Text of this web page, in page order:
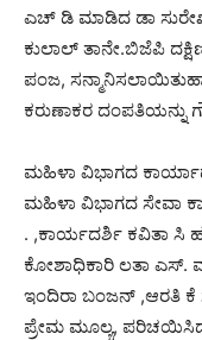
ಎಚ್ ಡಿ ಮಾಡಿದ ಡಾ
ಕುಲಾಲ್ ತಾನೇ.ಬಿಜೆಪಿ
ಪಂಜ,
ಕರುಣಾಕರ
ಮಹಿಳಾ ವಿಭಾಗದ
ಮಹಿಳಾ ವಿಭಾಗದ ಸೇವಾ
. ,ಕಾರ್ಯದರ್ಶಿ ಕವಿತಾ ಸಿ
ಕೋಶಾಧಿಕಾರಿ ಲತಾ ಎಸ್.
ಇಂದಿರಾ ಬಂಜನ್ ,ಆರತಿ ಕೆ
ಪ್ರೇಮ ಮೂಲ್ಯ,